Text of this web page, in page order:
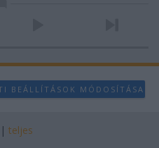
BEÁLLÍTÁSOK MÓDOSÍTÁSA
| teljes